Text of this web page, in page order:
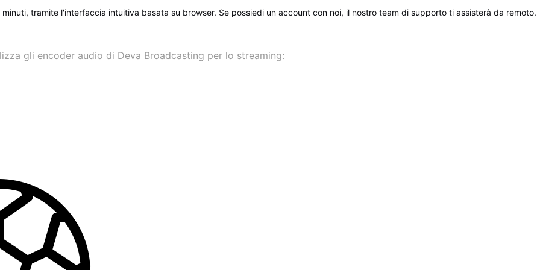
tramite l'interfaccia intuitiva basata su browser. Se possiedi un account con noi, il nostro team di supporto ti assisterà da remoto.
gli encoder audio di Deva Broadcasting per lo streaming: